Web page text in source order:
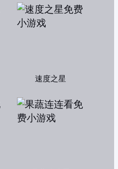
速度之星